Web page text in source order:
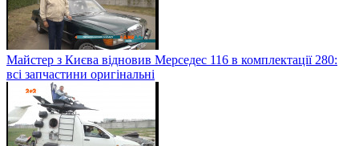
Майстер з Києва відновив Мерседес 116 в комплектації 280:
всі запчастини оригінальні